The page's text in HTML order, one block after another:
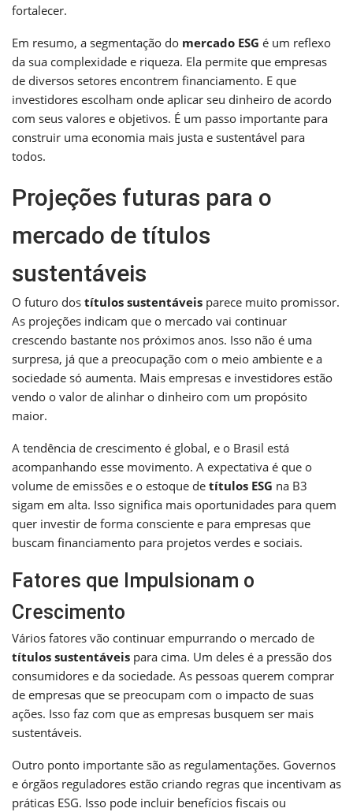
fortalecer.
Em resumo, a segmentação do mercado ESG é um reflexo
da sua complexidade e riqueza. Ela permite que empresas
de diversos setores encontrem financiamento. E que
investidores escolham onde aplicar seu dinheiro de acordo
com seus valores e objetivos. É um passo importante para
construir uma economia mais justa e sustentável para
todos.
Projeções futuras para o
mercado de títulos
sustentáveis
O futuro dos títulos sustentáveis parece muito promissor.
As projeções indicam que o mercado vai continuar
crescendo bastante nos próximos anos. Isso não é uma
surpresa, já que a preocupação com o meio ambiente e a
sociedade só aumenta. Mais empresas e investidores estão
vendo o valor de alinhar o dinheiro com um propósito
maior.
A tendência de crescimento é global, e o Brasil está
acompanhando esse movimento. A expectativa é que o
volume de emissões e o estoque de títulos ESG na B3
sigam em alta. Isso significa mais oportunidades para quem
quer investir de forma consciente e para empresas que
buscam financiamento para projetos verdes e sociais.
Fatores que Impulsionam o
Crescimento
Vários fatores vão continuar empurrando o mercado de
títulos sustentáveis para cima. Um deles é a pressão dos
consumidores e da sociedade. As pessoas querem comprar
de empresas que se preocupam com o impacto de suas
ações. Isso faz com que as empresas busquem ser mais
sustentáveis.
Outro ponto importante são as regulamentações. Governos
e órgãos reguladores estão criando regras que incentivam as
práticas ESG. Isso pode incluir benefícios fiscais ou